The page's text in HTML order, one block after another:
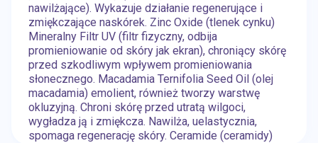
nawilżające). Wykazuje działanie regenerujące i
zmiękczające naskórek. Zinc Oxide (tlenek cynku)
Mineralny Filtr UV (filtr fizyczny, odbija
promieniowanie od skóry jak ekran), chroniący skórę
przed szkodliwym wpływem promieniowania
słonecznego. Macadamia Ternifolia Seed Oil (olej
macadamia) emolient, również tworzy warstwę
okluzyjną. Chroni skórę przed utratą wilgoci,
wygładza ją i zmiękcza. Nawilża, uelastycznia,
spomaga regenerację skóry. Ceramide (ceramidy)